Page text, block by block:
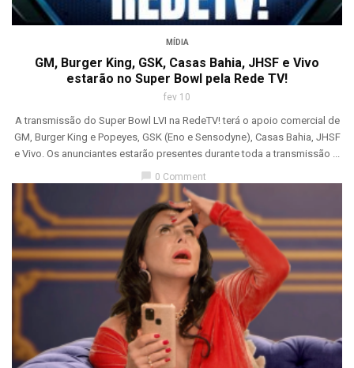
MÍDIA
GM, Burger King, GSK, Casas Bahia, JHSF e Vivo
estarão no Super Bowl pela Rede TV!
fev 10
A transmissão do Super Bowl LVI na RedeTV! terá o apoio comercial de
GM, Burger King e Popeyes, GSK (Eno e Sensodyne), Casas Bahia, JHSF
e Vivo. Os anunciantes estarão presentes durante toda a transmissão ...
chat_bubble 0 Comment